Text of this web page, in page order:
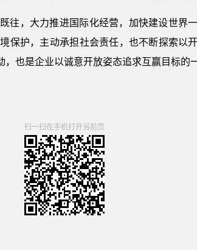
往，大力推进国际化经营，加快建设世界
保护，主动承担社会责任，也不断探索以
也是企业以诚意开放姿态追求互赢目标的
扫一扫在手机打开当前页